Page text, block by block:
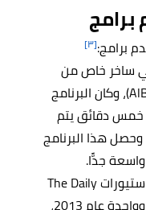
برامج:[٣]
ساخر خاص من
نوعه عام 2011 واسمه (AlBernameg)، وكان البرنامج
خمس دقائق يتم
هذا البرنامج
جدًّا.
ظهر باسم يوسف في برنامج جون ستيورات The Daily